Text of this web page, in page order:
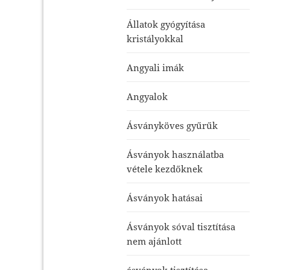
Állatok gyógyítása
kristályokkal
Angyali imák
Angyalok
Ásványköves gyűrűk
Ásványok használatba
vétele kezdőknek
Ásványok hatásai
Ásványok sóval tisztítása
nem ajánlott